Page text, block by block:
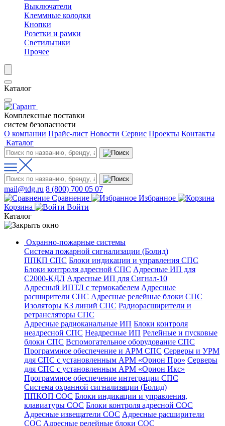
Выключатели
Клеммные колодки
Кнопки
Розетки и рамки
Светильники
Прочее
Каталог
Комплексные поставки
систем безопасности
О компании Прайс-лист Новости Сервис Проекты Контакты
Каталог
mail@tdg.ru 8 (800) 700 05 07
Сравнение
Избранное
Корзина
Войти
Каталог
Охранно-пожарные системы
Система пожарной сигнализации (Болид)
ППКП СПС Блоки индикации и управления СПС
Блоки контроля адресной СПС Адресные ИП для
С2000-КДЛ Адресные ИП для Сигнал-10
Адресный ИПТЛ с термокабелем Адресные
расширители СПС Адресные релейные блоки СПС
Изоляторы КЗ линий СПС Радиорасширители и
ретрансляторы СПС
Адресные радиоканальные ИП Блоки контроля
неадресной СПС Неадресные ИП Релейные и пусковые
блоки СПС Вспомогательное оборудование СПС
Программное обеспечение и АРМ СПС Серверы и УРМ
для СПС с установленным АРМ «Орион Про» Серверы
для СПС с установленным АРМ «Орион Икс»
Программное обеспечение интеграции СПС
Система охранной сигнализации (Болид)
ППКОП СОС Блоки индикации и управления,
клавиатуры СОС Блоки контроля адресной СОС
Адресные извещатели СОС Адресные расширители
СОС Адресные релейные блоки СОС